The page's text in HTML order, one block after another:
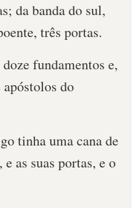
da banda do sul,
três portas.
fundamentos e,
apóstolos do
tinha uma cana de
as suas portas, e o